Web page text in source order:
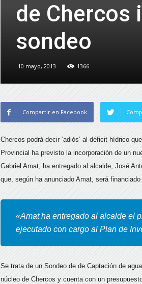
de Chercos
sondeo
10 mayo, 2013 1366
Compartir en Facebook
Chercos podrá decir ‘adiós’ al déficit hídrico
Provincial ha previsto la incorporación de un
Gabriel Amat, ha entregado al alcalde, José
que, según ha anunciado Amat, será
«Amat ha entregado al alcalde el
ejecutado con cargo al Plan de
Se trata de un Sondeo de de Captación de
núcleo de Chercos y cuenta con un